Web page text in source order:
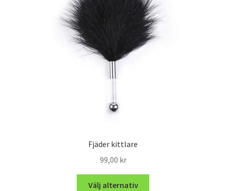
Fjäder kittlare
99,00 kr
Välj alternativ